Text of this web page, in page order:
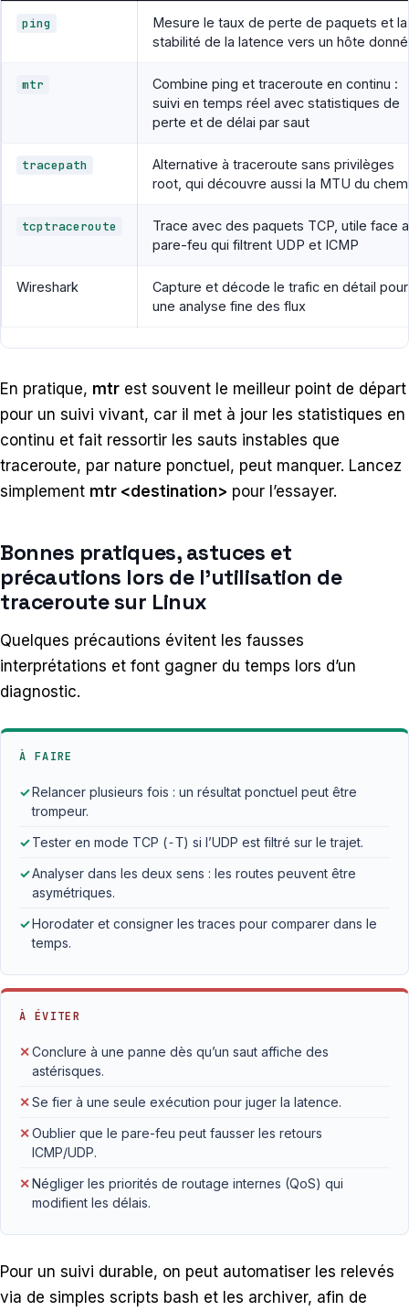
ping
Mesure le taux de perte de paquets et la
stabilité de la latence vers un hôte donné
mtr
Combine ping et traceroute en continu :
suivi en temps réel avec statistiques de
perte et de délai par saut
tracepath
Alternative à traceroute sans privilèges
root, qui découvre aussi la MTU du
tcptraceroute
Trace avec des paquets TCP, utile face
pare-feu qui filtrent UDP et ICMP
Wireshark
Capture et décode le trafic en détail pour
une analyse fine des flux
En pratique, mtr est souvent le meilleur point de départ
pour un suivi vivant, car il met à jour les statistiques en
continu et fait ressortir les sauts instables que
traceroute, par nature ponctuel, peut manquer. Lancez
simplement mtr <destination> pour l’essayer.
Bonnes pratiques, astuces et
précautions lors de l’utilisation de
traceroute sur Linux
Quelques précautions évitent les fausses
interprétations et font gagner du temps lors d’un
diagnostic.
À FAIRE
✓Relancer plusieurs fois : un résultat ponctuel peut être
trompeur.
✓Tester en mode TCP (-T) si l’UDP est filtré sur le trajet.
✓Analyser dans les deux sens : les routes peuvent être
asymétriques.
✓Horodater et consigner les traces pour comparer dans le
temps.
À ÉVITER
✕Conclure à une panne dès qu’un saut affiche des
astérisques.
✕Se fier à une seule exécution pour juger la latence.
✕Oublier que le pare-feu peut fausser les retours
ICMP/UDP.
✕Négliger les priorités de routage internes (QoS) qui
modifient les délais.
Pour un suivi durable, on peut automatiser les relevés
via de simples scripts bash et les archiver, afin de